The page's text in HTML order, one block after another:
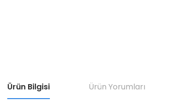
Ürün Bilgisi Ürün Yorumları